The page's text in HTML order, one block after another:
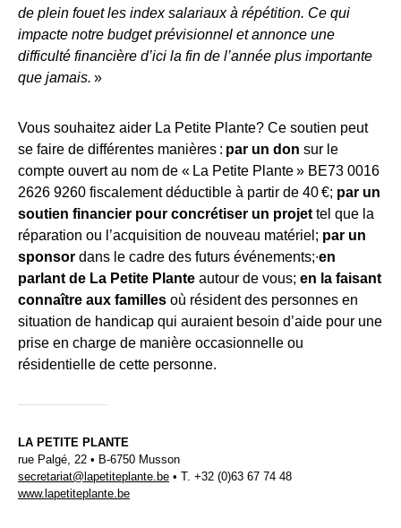
de plein fouet les index salariaux à répétition. Ce qui
impacte notre budget prévisionnel et annonce une
difficulté financière d’ici la fin de l’année plus importante
que jamais. »
Vous souhaitez aider La Petite Plante? Ce soutien peut
se faire de différentes manières : par un don sur le
compte ouvert au nom de « La Petite Plante » BE73 0016
2626 9260 fiscalement déductible à partir de 40 €; par un
soutien financier pour concrétiser un projet tel que la
réparation ou l’acquisition de nouveau matériel; par un
sponsor dans le cadre des futurs événements;∙en
parlant de La Petite Plante autour de vous; en la faisant
connaître aux familles où résident des personnes en
situation de handicap qui auraient besoin d’aide pour une
prise en charge de manière occasionnelle ou
résidentielle de cette personne.
LA PETITE PLANTE
rue Palgé, 22 • B-6750 Musson
secretariat@lapetiteplante.be • T. +32 (0)63 67 74 48
www.lapetiteplante.be